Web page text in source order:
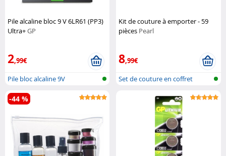
Pile alcaline bloc 9 V 6LR61 (PP3)
Ultra+GP
2,99€
Pile bloc alcaline 9V
Kit de couture à emporter - 59
pièces Pearl
8,99€
Set de couture en coffret
-44 %